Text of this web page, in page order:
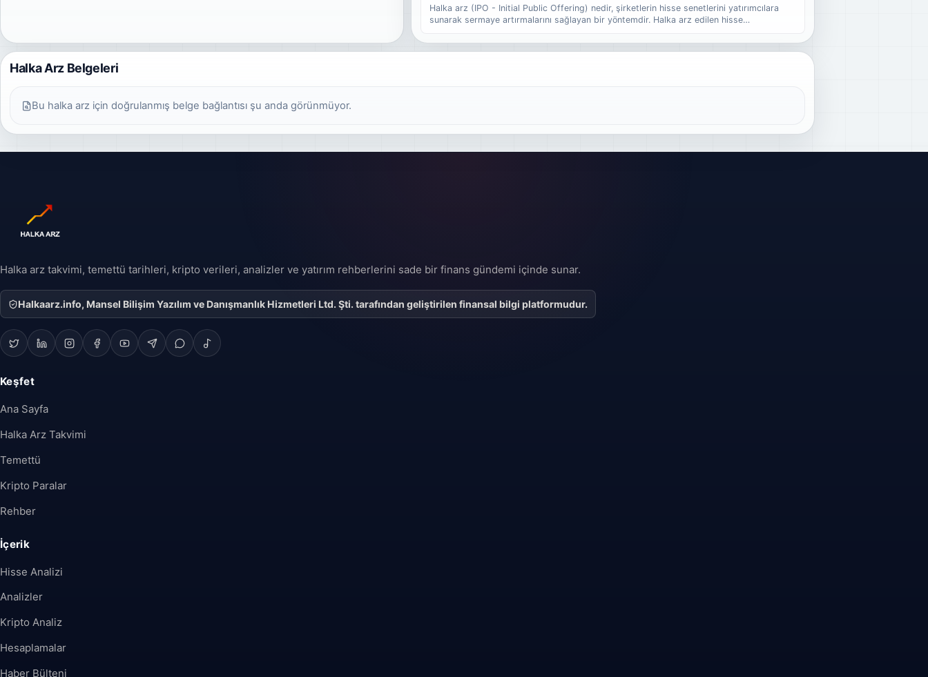
Halka arz (IPO - Initial Public Offering) nedir, şirketlerin hisse senetlerini yatırımcılara
sunarak sermaye artırmalarını sağlayan bir yöntemdir. Halka arz edilen hisse
alarak şirkete ortak olurlar. Halka arz, özel bir şirketin halka açık bir şirket statüsüne
geçişini ifade eder ve şirketin büyüme stratejisinin önemli bir parçası olabilir.
Halka Arz Belgeleri
Bu halka arz için doğrulanmış belge bağlantısı şu anda görünmüyor.
Halka arz takvimi, temettü tarihleri, kripto verileri, analizler ve yatırım rehberlerini sade bir finans gündemi içinde sunar.
Halkaarz.info, Mansel Bilişim Yazılım ve Danışmanlık Hizmetleri Ltd. Şti. tarafından geliştirilen finansal bilgi platformudur.
Keşfet
Ana Sayfa
Halka Arz Takvimi
Temettü
Kripto Paralar
Rehber
İçerik
Hisse Analizi
Analizler
Kripto Analiz
Hesaplamalar
Haber Bülteni